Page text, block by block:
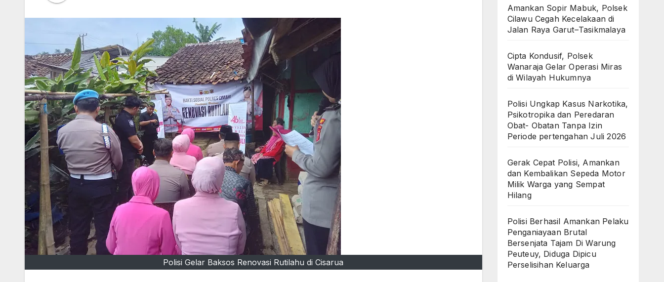
Polisi Gelar Baksos Renovasi Rutilahu di Cisarua
Amankan Sopir Mabuk, Polsek
Cilawu Cegah Kecelakaan di
Jalan Raya Garut–Tasikmalaya
Cipta Kondusif, Polsek
Wanaraja Gelar Operasi Miras
di Wilayah Hukumnya
Polisi Ungkap Kasus Narkotika,
Psikotropika dan Peredaran
Obat- Obatan Tanpa Izin
Periode pertengahan Juli 2026
Gerak Cepat Polisi, Amankan
dan Kembalikan Sepeda Motor
Milik Warga yang Sempat
Hilang
Polisi Berhasil Amankan Pelaku
Penganiayaan Brutal
Bersenjata Tajam Di Warung
Peuteuy, Diduga Dipicu
Perselisihan Keluarga